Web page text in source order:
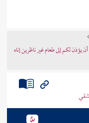
يؤذن لكم إلى طعام غير ناظرين إناه